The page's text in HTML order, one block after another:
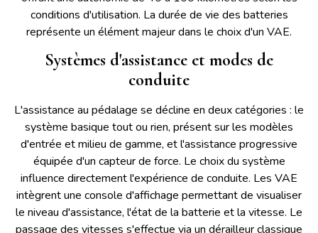
conditions d'utilisation. La durée de vie des batteries
représente un élément majeur dans le choix d'un VAE.
Systèmes d'assistance et modes de
conduite
L'assistance au pédalage se décline en deux catégories : le
système basique tout ou rien, présent sur les modèles
d'entrée et milieu de gamme, et l'assistance progressive
équipée d'un capteur de force. Le choix du système
influence directement l'expérience de conduite. Les VAE
intègrent une console d'affichage permettant de visualiser
le niveau d'assistance, l'état de la batterie et la vitesse. Le
passage des vitesses s'effectue via un dérailleur classique